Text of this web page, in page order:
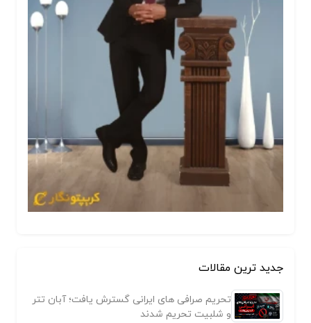
جدید ترین مقالات
تحریم صرافی های ایرانی گسترش یافت؛ آبان تتر
و شلبیت تحریم شدند